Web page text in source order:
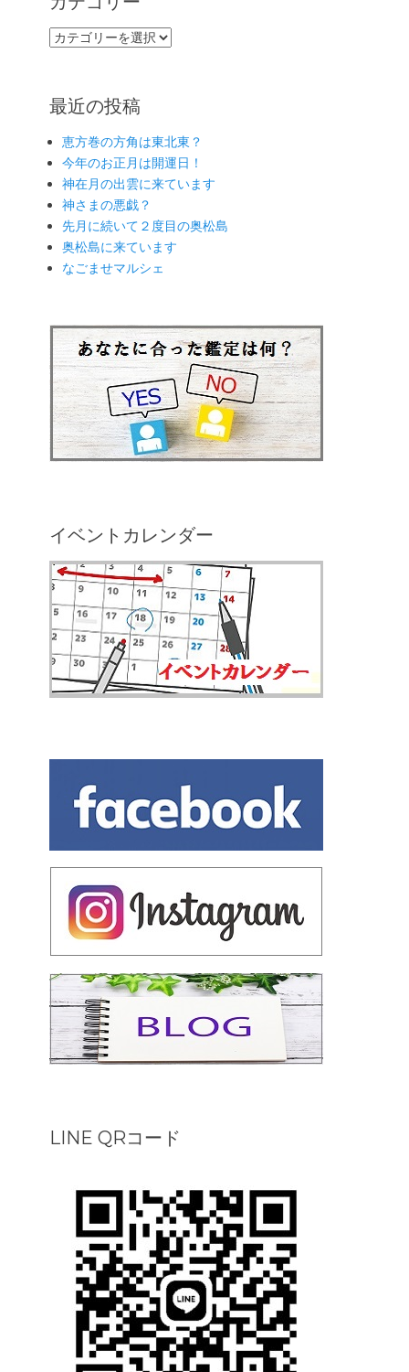
カ
リ
ー
最近の投稿
恵方巻の方角は東北東？
今年のお正月は開運日！
神在月の出雲に来ています
神さまの悪戯？
先月に続いて２度目の奥松島
奥松島に来ています
なごませマルシェ
イベントカレンダー
LINE QRコード